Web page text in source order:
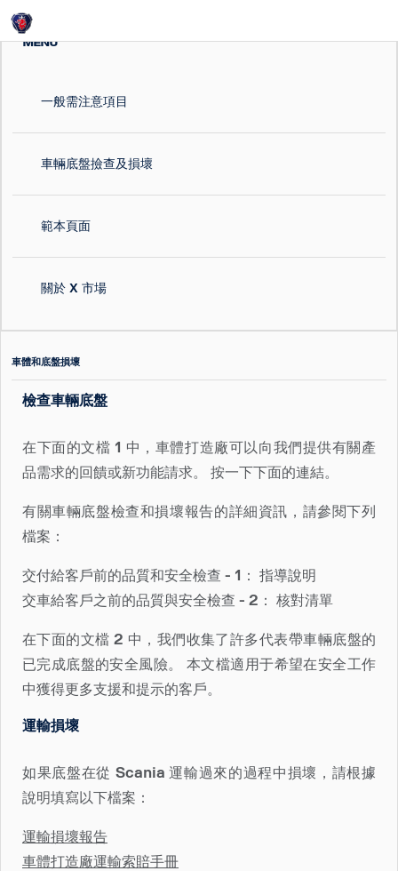
MENU
一般需注意項目
車輛底盤撿查及損壞
範本頁面
關於 X 市場
車體和底盤損壞
檢查車輛底盤
在下面的文檔 1 中，車體打造廠可以向我們提供有關產
品需求的回饋或新功能請求。 按一下下面的連結。
有關車輛底盤檢查和損壞報告的詳細資訊，請參閱下列
檔案：
交付給客戶前的品質和安全檢查 - 1： 指導說明
交車給客戶之前的品質與安全檢查 - 2： 核對清單
在下面的文檔 2 中，我們收集了許多代表帶車輛底盤的
已完成底盤的安全風險。 本文檔適用于希望在安全工作
中獲得更多支援和提示的客戶。
運輸損壞
如果底盤在從 Scania 運輸過來的過程中損壞，請根據
說明填寫以下檔案：
運輸損壞報告
車體打造廠運輸索賠手冊